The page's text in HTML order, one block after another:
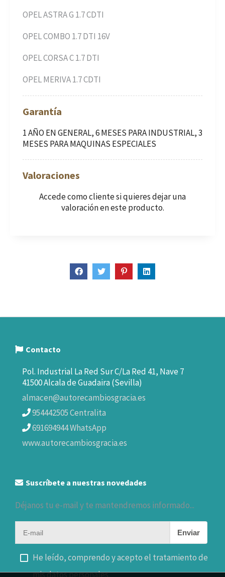
OPEL ASTRA G 1.7 CDTI
OPEL COMBO 1.7 DTI 16V
OPEL CORSA C 1.7 DTI
OPEL MERIVA 1.7 CDTI
Garantía
1 AÑO EN GENERAL, 6 MESES PARA INDUSTRIAL, 3
MESES PARA MAQUINAS ESPECIALES
Valoraciones
Accede como clientesi quieres dejar una
valoración en este producto.
Contacto
Pol. Industrial La Red Sur C/La Red 41, Nave 7
41500 Alcala de Guadaira (Sevilla)
almacen@autorecambiosgracia.es
954442505 Centralita
691694944 WhatsApp
www.autorecambiosgracia.es
Suscríbete a nuestras novedades
Déjanos tu e-mail y te mantendremos informado...
Enviar
He leído, comprendo y acepto el tratamiento de
mis datos personales.